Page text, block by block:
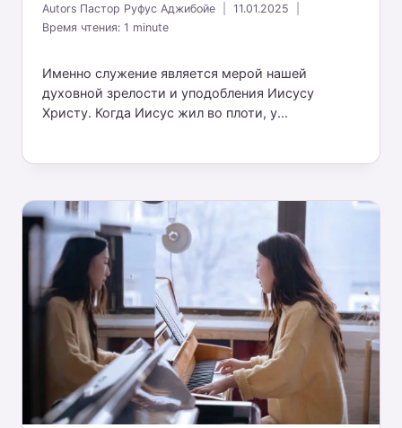
Autors Пастор Руфус Аджибойе
11.01.2025
Время чтения:1 minute
Именно служение является мерой нашей
духовной зрелости и уподобления Иисусу
Христу. Когда Иисус жил во плоти, у...